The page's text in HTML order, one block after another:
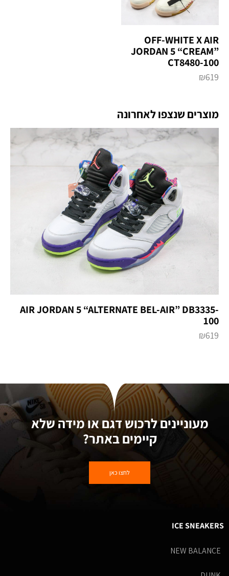
OFF-WHITE X AIR
JORDAN 5 “CREAM”
CT8480-100
₪619
מוצרים שנצפו לאחרונה
AIR JORDAN 5 “ALTERNATE BEL-AIR” DB3335-
100
₪619
מעוניינים לרכוש דגם או מידה שלא
קיימים באתר?
לחצו כאן
ICE SNEAKERS
NEW BALANCE